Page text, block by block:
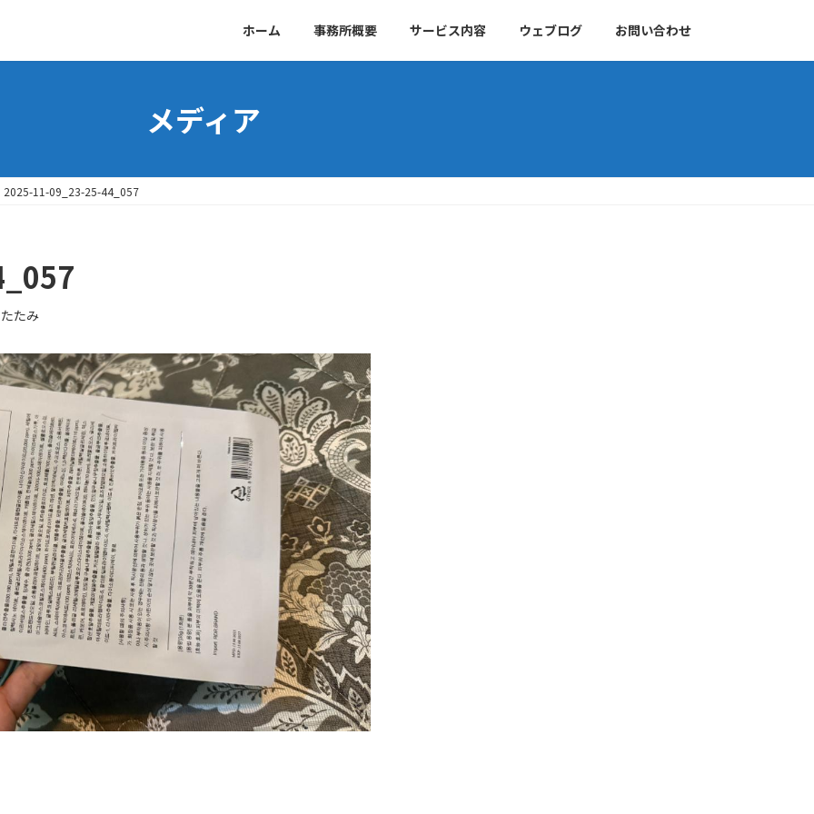
ホーム 事務所概要 サービス内容 ウェブログ お問い合わせ
メディア
2025-11-09_23-25-44_057
たみ